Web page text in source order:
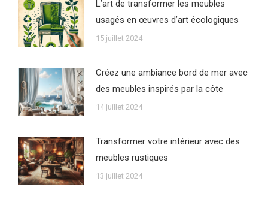
L’art de transformer les meubles
usagés en œuvres d’art écologiques
15 juillet 2024
Créez une ambiance bord de mer avec
des meubles inspirés par la côte
14 juillet 2024
Transformer votre intérieur avec des
meubles rustiques
13 juillet 2024